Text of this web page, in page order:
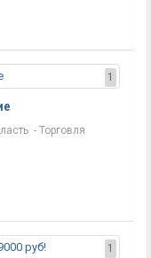
1
- Торговля
1